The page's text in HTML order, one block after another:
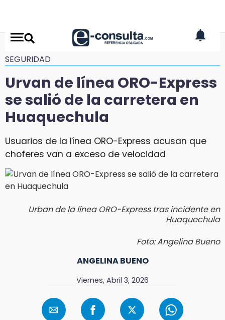
SEGURIDAD
Urvan de línea ORO-Express
se salió de la carretera en
Huaquechula
Usuarios de la línea ORO-Express acusan que
choferes van a exceso de velocidad
Urban de la línea ORO-Express tras incidente en
Huaquechula
Foto: Angelina Bueno
ANGELINA BUENO
Viernes, Abril 3, 2026